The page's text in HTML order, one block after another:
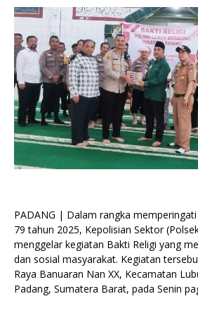
PADANG | Dalam rangka
79 tahun 2025, Kepolisian Sektor
menggelar kegiatan Bakti Religi yang
dan sosial masyarakat. Kegiatan
Raya Banuaran Nan XX, Kecamatan
Padang, Sumatera Barat, pada Senin